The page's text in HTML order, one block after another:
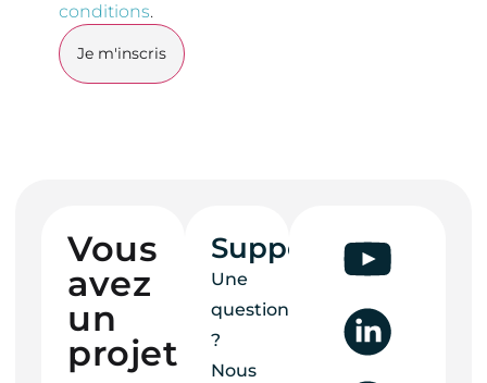
conditions.
Vous
avez
un
projet ?
Support
Une
question
?
Nous